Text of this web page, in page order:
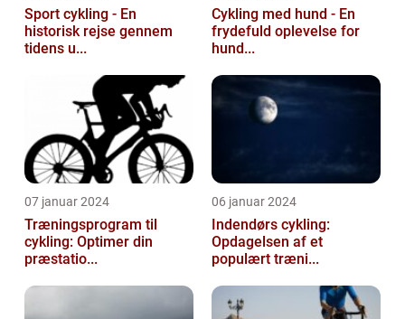
Sport cykling - En
historisk rejse gennem
tidens u...
Cykling med hund - En
frydefuld oplevelse for
hund...
07 januar 2024
Træningsprogram til
cykling: Optimer din
præstatio...
06 januar 2024
Indendørs cykling:
Opdagelsen af et
populært træni...